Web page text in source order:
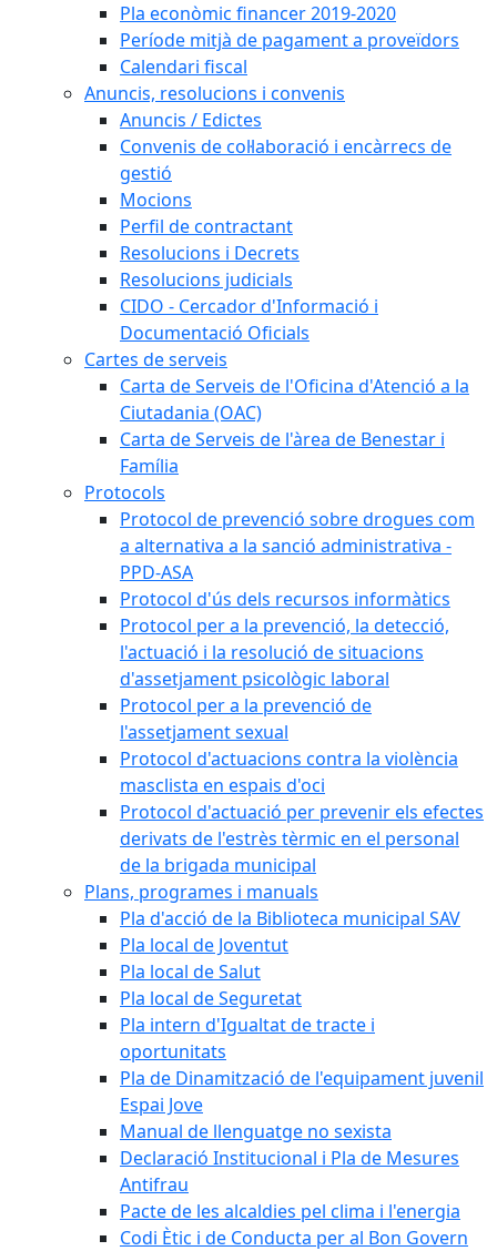
Pla econòmic financer 2019-2020
Període mitjà de pagament a proveïdors
Calendari fiscal
Anuncis, resolucions i convenis
Anuncis / Edictes
Convenis de col·laboració i encàrrecs de
gestió
Mocions
Perfil de contractant
Resolucions i Decrets
Resolucions judicials
CIDO - Cercador d'Informació i
Documentació Oficials
Cartes de serveis
Carta de Serveis de l'Oficina d'Atenció a la
Ciutadania (OAC)
Carta de Serveis de l'àrea de Benestar i
Família
Protocols
Protocol de prevenció sobre drogues com
a alternativa a la sanció administrativa -
PPD-ASA
Protocol d'ús dels recursos informàtics
Protocol per a la prevenció, la detecció,
l'actuació i la resolució de situacions
d'assetjament psicològic laboral
Protocol per a la prevenció de
l'assetjament sexual
Protocol d'actuacions contra la violència
masclista en espais d'oci
Protocol d'actuació per prevenir els efectes
derivats de l'estrès tèrmic en el personal
de la brigada municipal
Plans, programes i manuals
Pla d'acció de la Biblioteca municipal SAV
Pla local de Joventut
Pla local de Salut
Pla local de Seguretat
Pla intern d'Igualtat de tracte i
oportunitats
Pla de Dinamització de l'equipament juvenil
Espai Jove
Manual de llenguatge no sexista
Declaració Institucional i Pla de Mesures
Antifrau
Pacte de les alcaldies pel clima i l'energia
Codi Ètic i de Conducta per al Bon Govern